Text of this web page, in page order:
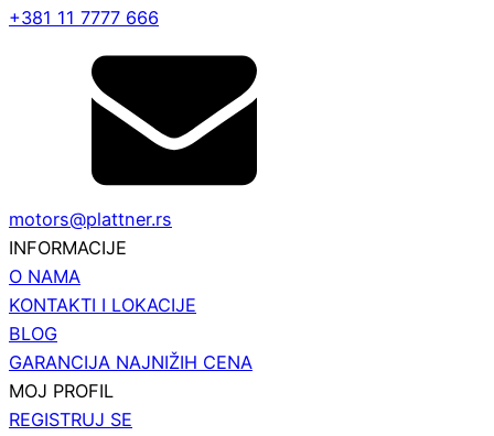
+381 11 7777 666
motors@plattner.rs
INFORMACIJE
O NAMA
KONTAKTI I LOKACIJE
BLOG
GARANCIJA NAJNIŽIH CENA
MOJ PROFIL
REGISTRUJ SE